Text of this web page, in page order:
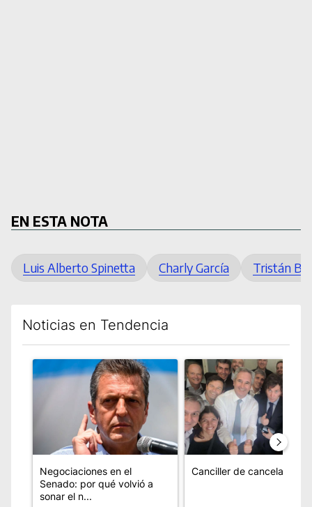
EN ESTA NOTA
Luis Alberto Spinetta Charly García Tristán
Noticias en Tendencia
Un artículo de tendencia con el título "Negociaciones en el
Negociaciones en el
Senado: por qué volvió a
sonar el n...
Un artículo de tendencia
Canciller de cancelación